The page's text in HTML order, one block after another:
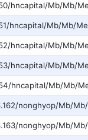
hncapital/Mb/Mb/
hncapital/Mb/Mb/
hncapital/Mb/Mb/
hncapital/Mb/Mb/
hncapital/Mb/Mb/
nonghyop/Mb/
nonghyop/Mb/